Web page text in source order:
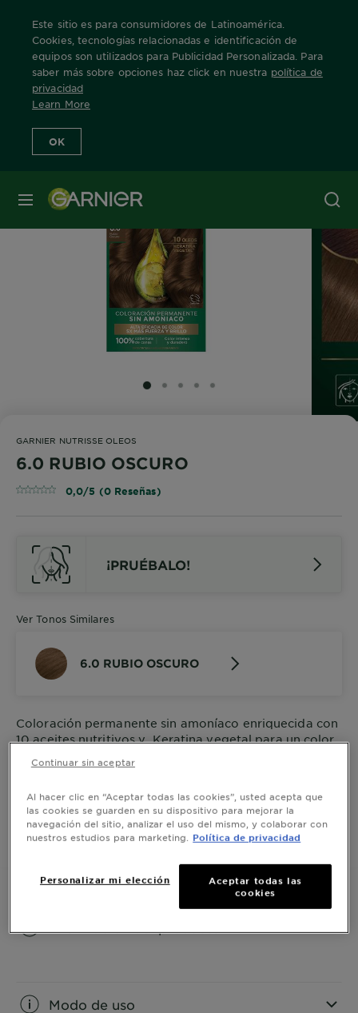
Este sitio es para consumidores de Latinoamérica.
Cookies, tecnologías relacionadas e identificación de
equipos son utilizados para Publicidad Personalizada. Para
saber más sobre opciones haz click en nuestra política de
privacidad
Learn More
OK
MENÚ
Home Nuestras Marcas
SLIDE 1
SLIDE 2
SLIDE 3
SLIDE 4
SLIDE 5
GARNIER NUTRISSE OLEOS
6.0 RUBIO OSCURO
0,0/5 (0 Reseñas)
¡PRUÉBALO!
Ver Tonos Similares
6.0 RUBIO OSCURO
Coloración permanente sin amoníaco enriquecida con
10 aceites nutritivos y Keratina vegetal para un color
fuerte y brillante.
TAMAÑO 1 KIT
COMPRAR AHORA
Modo de uso
Al hacer clic en “Aceptar todas las cookies”, usted acepta que
las cookies se guarden en su dispositivo para mejorar la
navegación del sitio, analizar el uso del mismo, y colaborar con
nuestros estudios para marketing. Política de privacidad
Personalizar mi elección
Aceptar todas las
cookies
Continuar sin aceptar